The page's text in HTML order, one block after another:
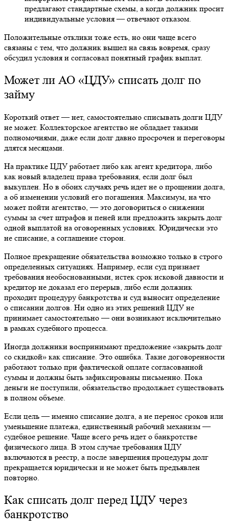
предлагают стандартные схемы, а когда должник просит
индивидуальные условия — отвечают отказом.
Положительные отклики тоже есть, но они чаще всего
связаны с тем, что должник вышел на связь вовремя, сразу
обсудил условия и согласовал понятный график выплат.
Может ли АО «ЦДУ» списать долг по
займу
Короткий ответ — нет, самостоятельно списывать долги ЦДУ
не может. Коллекторское агентство не обладает такими
полномочиями, даже если долг давно просрочен и переговоры
длятся месяцами.
На практике ЦДУ работает либо как агент кредитора, либо
как новый владелец права требования, если долг был
выкуплен. Но в обоих случаях речь идет не о прощении долга,
а об изменении условий его погашения. Максимум, на что
может пойти агентство, — это договориться о снижении
суммы за счет штрафов и пеней или предложить закрыть долг
одной выплатой на оговоренных условиях. Юридически это
не списание, а соглашение сторон.
Полное прекращение обязательства возможно только в строго
определенных ситуациях. Например, если суд признает
требования необоснованными, истек срок исковой давности и
кредитор не доказал его перерыв, либо если должник
проходит процедуру банкротства и суд выносит определение
о списании долгов. Ни одно из этих решений ЦДУ не
принимает самостоятельно — они возникают исключительно
в рамках судебного процесса.
Иногда должники воспринимают предложение «закрыть долг
со скидкой» как списание. Это ошибка. Такие договоренности
работают только при фактической оплате согласованной
суммы и должны быть зафиксированы письменно. Пока
деньги не поступили, обязательство продолжает существовать
в полном объеме.
Если цель — именно списание долга, а не перенос сроков или
уменьшение платежа, единственный рабочий механизм —
судебное решение. Чаще всего речь идет о банкротстве
физического лица. В этом случае требования ЦДУ
включаются в реестр, а после завершения процедуры долг
прекращается юридически и не может быть предъявлен
повторно.
Как списать долг перед ЦДУ через
банкротство